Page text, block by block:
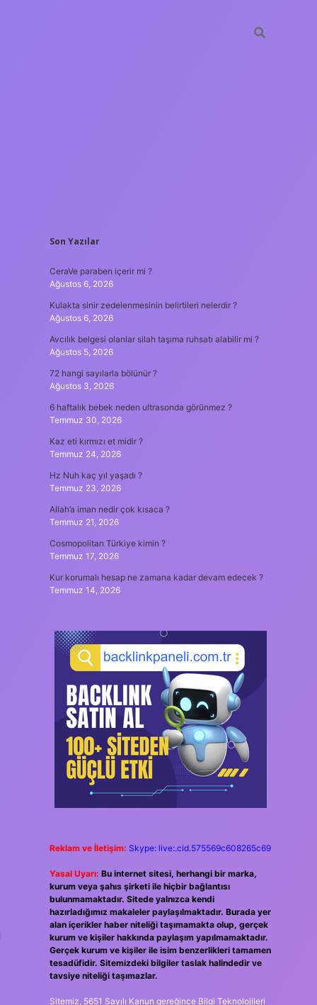
SIDEBAR
Son Yazılar
CeraVe paraben içerir mi ?
Ağustos 6, 2026
Kulakta sinir zedelenmesinin belirtileri nelerdir ?
Ağustos 6, 2026
Avcılık belgesi olanlar silah taşıma ruhsatı alabilir mi ?
Ağustos 5, 2026
72 hangi sayılarla bölünür ?
Ağustos 3, 2026
6 haftalık bebek neden ultrasonda görünmez ?
Temmuz 30, 2026
Kaz eti kırmızı et midir ?
Temmuz 24, 2026
Hz Nuh kaç yıl yaşadı ?
Temmuz 23, 2026
Allah’a iman nedir çok kısaca ?
Temmuz 21, 2026
Cosmopolitan Türkiye kimin ?
Temmuz 17, 2026
Kur korumalı hesap ne zamana kadar devam edecek ?
Temmuz 14, 2026
Reklam ve İletişim: Skype: live:.cid.575569c608265c69
Yasal Uyarı: Bu internet sitesi, herhangi bir marka,
kurum veya şahıs şirketi ile hiçbir bağlantısı
bulunmamaktadır. Sitede yalnızca kendi
hazırladığımız makaleler paylaşılmaktadır. Burada yer
alan içerikler haber niteliği taşımamakta olup, gerçek
kurum ve kişiler hakkında paylaşım yapılmamaktadır.
Gerçek kurum ve kişiler ile isim benzerlikleri tamamen
tesadüfidir. Sitemizdeki bilgiler taslak halindedir ve
tavsiye niteliği taşımazlar.
Sitemiz, 5651 Sayılı Kanun gereğince Bilgi Teknolojileri